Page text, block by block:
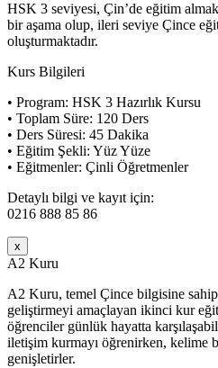
HSK 3 seviyesi, Çin’de eğitim
bir aşama olup, ileri seviye Çince
oluşturmaktadır.
Kurs Bilgileri
• Program: HSK 3 Hazırlık Kursu
• Toplam Süre: 120 Ders
• Ders Süresi: 45 Dakika
• Eğitim Şekli: Yüz Yüze
• Eğitmenler: Çinli Öğretmenler
Detaylı bilgi ve kayıt için:
0216 888 85 86
x
A2 Kuru
A2 Kuru, temel Çince bilgisine
geliştirmeyi amaçlayan ikinci kur
öğrenciler günlük hayatta
iletişim kurmayı öğrenirken, kelime
genişletirler.